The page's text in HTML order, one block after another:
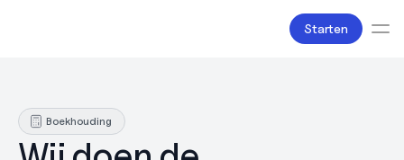
Starten
Boekhouding
Salarisadministratie
Belastingzaken
Boekhouding